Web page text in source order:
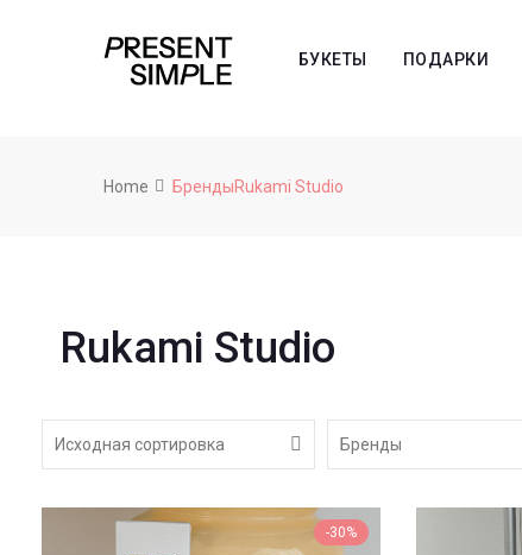
БУКЕТЫ ПОДАРКИ
Home БрендыRukami Studio
Rukami Studio
-30%